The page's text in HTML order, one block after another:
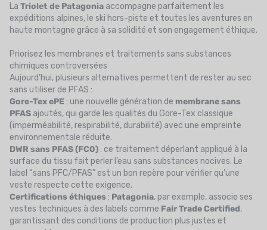
La Triolet de Patagonia accompagne parfaitement les
expéditions alpines, le ski hors-piste et toutes les aventures en
haute montagne grâce à sa solidité et son engagement éthique.
Priorisez les membranes et traitements sans substances
chimiques controversées
Aujourd’hui, plusieurs alternatives permettent de rester au sec
sans utiliser de PFAS :
Gore-Tex ePE : une nouvelle génération de membrane sans
PFAS ajoutés, qui garde les qualités du Gore-Tex classique
(imperméabilité, respirabilité, durabilité) avec une empreinte
environnementale réduite.
DWR sans PFAS (FC0) : ce traitement déperlant appliqué à la
surface du tissu fait perler l’eau sans substances nocives. Le
label “sans PFC/PFAS” est un bon repère pour vérifier qu’une
veste respecte cette exigence.
Certifications éthiques : Patagonia, par exemple, associe ses
vestes techniques à des labels comme Fair Trade Certified,
garantissant des conditions de production plus justes et